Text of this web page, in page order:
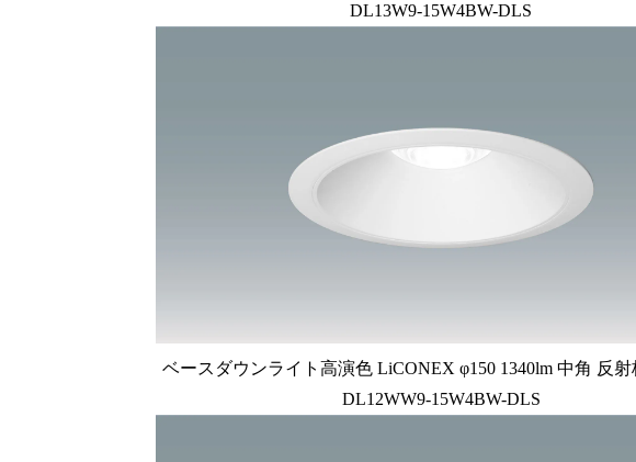
DL13W9-15W4BW-DLS
ベースダウンライト高演色 LiCONEX φ150 1340lm 中角 反射
DL12WW9-15W4BW-DLS